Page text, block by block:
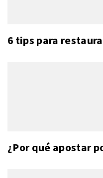
6 tips para
¿Por qué apostar